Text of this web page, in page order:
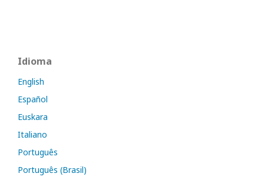
Idioma
English
Español
Euskara
Italiano
Português
Português (Brasil)